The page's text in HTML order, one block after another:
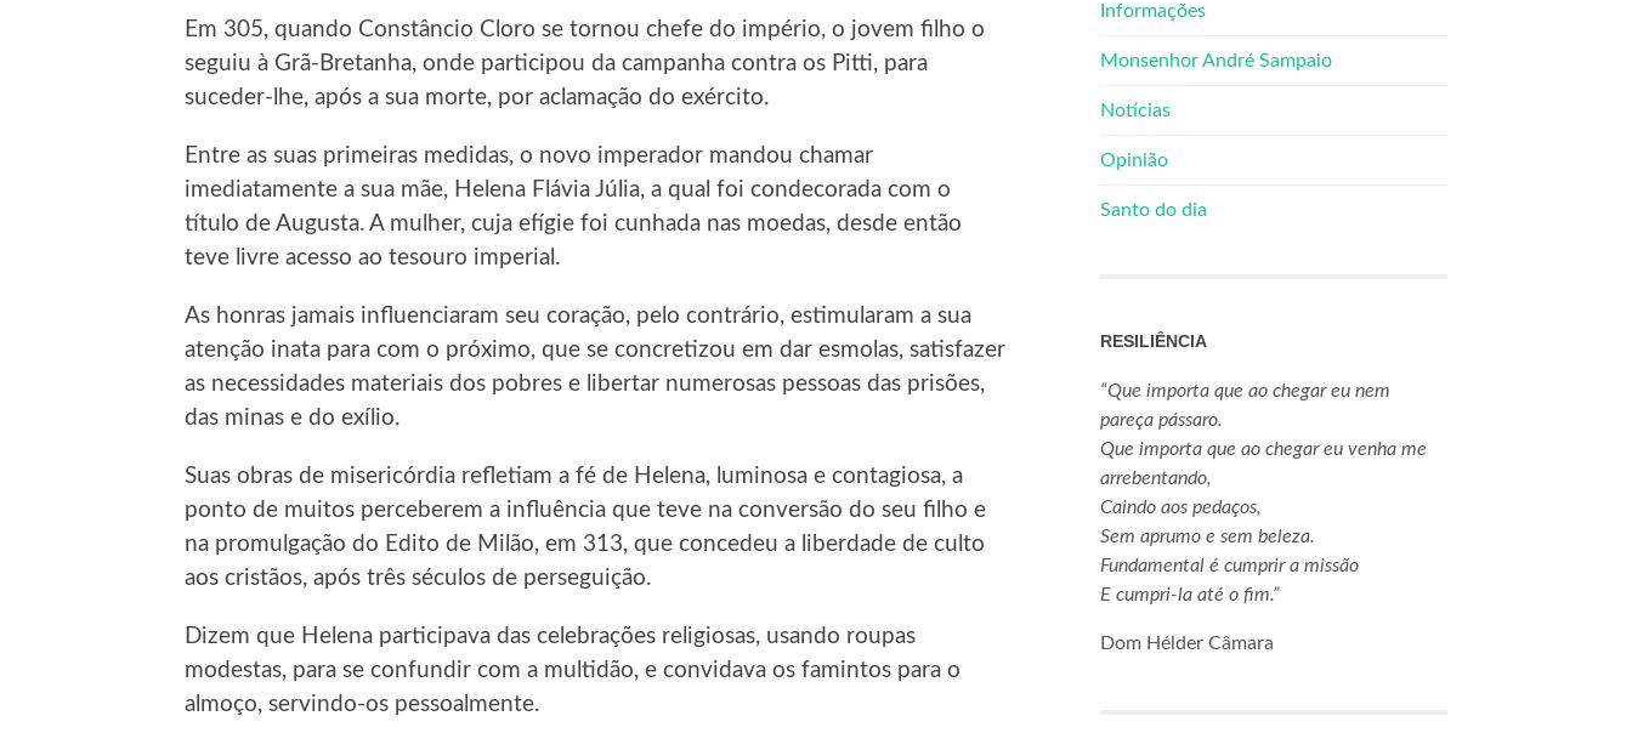
Em 305, quando Constâncio Cloro se tornou chefe do império, o jovem filho o
seguiu à Grã-Bretanha, onde participou da campanha contra os Pitti, para
suceder-lhe, após a sua morte, por aclamação do exército.
Entre as suas primeiras medidas, o novo imperador mandou chamar
imediatamente a sua mãe, Helena Flávia Júlia, a qual foi condecorada com o
título de Augusta. A mulher, cuja efígie foi cunhada nas moedas, desde então
teve livre acesso ao tesouro imperial.
As honras jamais influenciaram seu coração, pelo contrário, estimularam a sua
atenção inata para com o próximo, que se concretizou em dar esmolas, satisfazer
as necessidades materiais dos pobres e libertar numerosas pessoas das prisões,
das minas e do exílio.
Suas obras de misericórdia refletiam a fé de Helena, luminosa e contagiosa, a
ponto de muitos perceberem a influência que teve na conversão do seu filho e
na promulgação do Edito de Milão, em 313, que concedeu a liberdade de culto
aos cristãos, após três séculos de perseguição.
Dizem que Helena participava das celebrações religiosas, usando roupas
modestas, para se confundir com a multidão, e convidava os famintos para o
almoço, servindo-os pessoalmente.
Informações
Monsenhor André Sampaio
Notícias
Opinião
Santo do dia
RESILIÊNCIA
“Que importa que ao chegar eu nem
pareça pássaro.
Que importa que ao chegar eu venha me
arrebentando,
Caindo aos pedaços,
Sem aprumo e sem beleza.
Fundamental é cumprir a missão
E cumpri-la até o fim.”
Dom Hélder Câmara